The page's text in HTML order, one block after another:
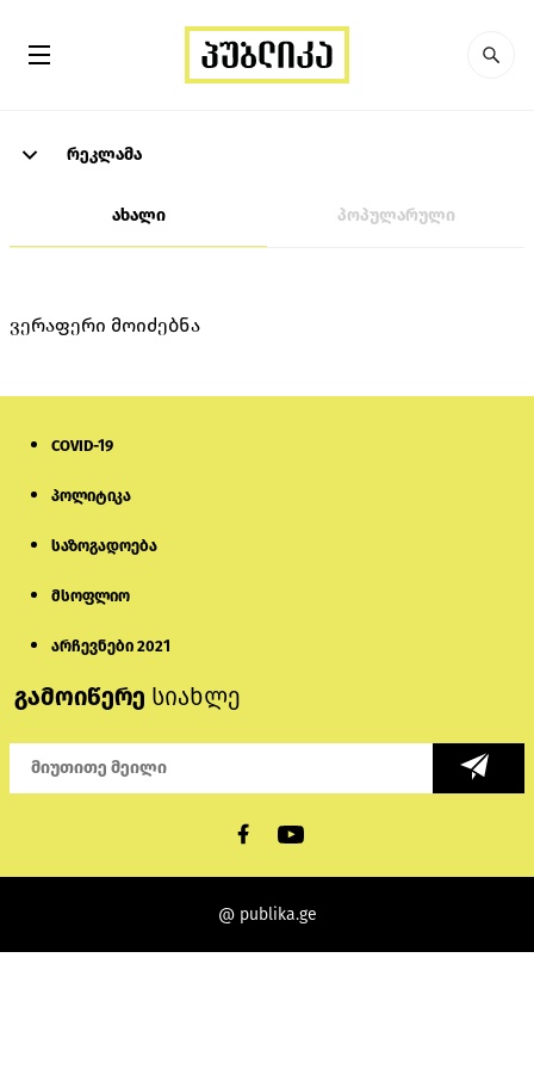
რეკლამა
ახალი პოპულარული
ვერაფერი მოიძებნა
COVID-19
პოლიტიკა
საზოგადოება
მსოფლიო
არჩევნები 2021
გამოიწერე სიახლე
@ publika.ge